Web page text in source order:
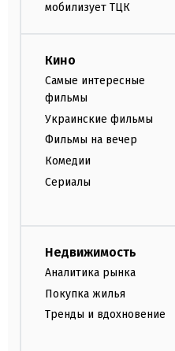
мобилизует ТЦК
Кино
Самые интересные
фильмы
Украинские фильмы
Фильмы на вечер
Комедии
Сериалы
Недвижимость
Аналитика рынка
Покупка жилья
Тренды и вдохновение